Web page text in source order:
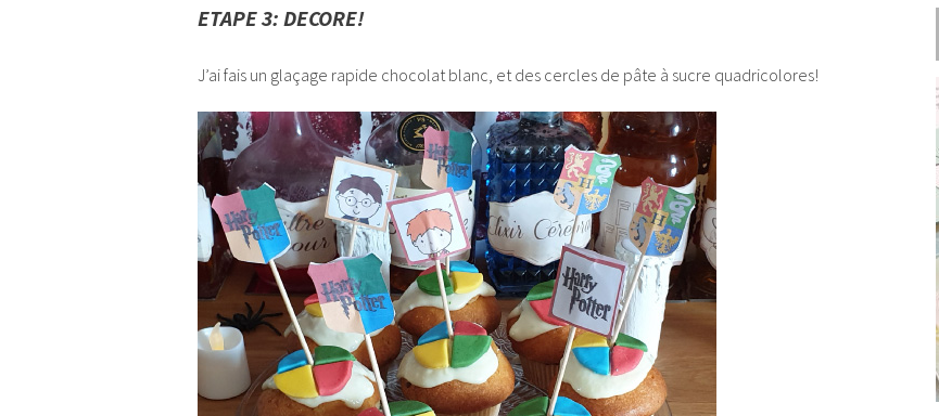
ETAPE 3: DECORE!
J’ai fais un glaçage rapide chocolat blanc, et des cercles de pâte à sucre quadricolores!